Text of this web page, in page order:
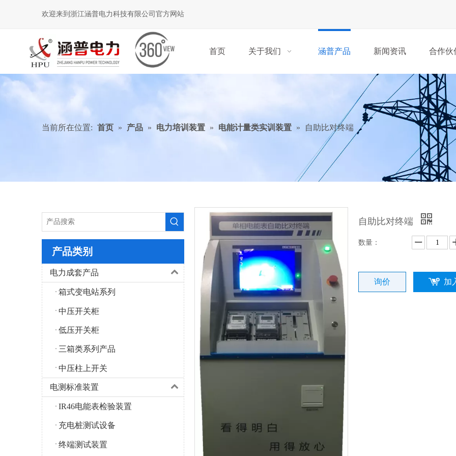
欢迎来到浙江涵普电力科技有限公司官方网站
首页 关于我们 涵普产品 新闻资讯 合作伙
当前所在位置: 首页 » 产品 » 电力培训装置 » 电能计量类实训装置 » 自助比对终端
产品类别
电力成套产品
箱式变电站系列
中压开关柜
低压开关柜
三箱类系列产品
中压柱上开关
电测标准装置
IR46电能表检验装置
充电桩测试设备
终端测试装置
自助比对终端
数量：
询价 加